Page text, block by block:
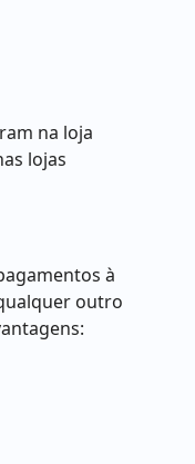
na loja
lojas
à
outro